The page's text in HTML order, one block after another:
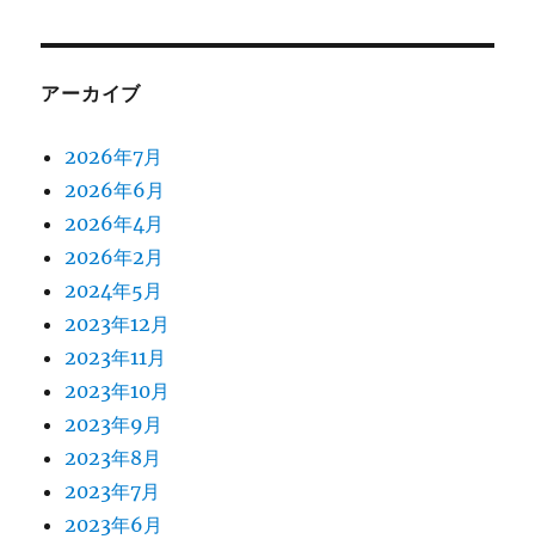
アーカイブ
2026年7月
2026年6月
2026年4月
2026年2月
2024年5月
2023年12月
2023年11月
2023年10月
2023年9月
2023年8月
2023年7月
2023年6月